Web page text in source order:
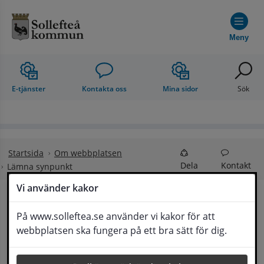
Vi använder kakor
På www.solleftea.se använder vi kakor för att
webbplatsen ska fungera på ett bra sätt för dig.
Meny
E-tjänster Kontakta oss Mina sidor Sök
Startsida
Om webbplatsen
Lämna synpunkt
Dela Kontakt
Lämna synpunkt
Här kan du lämna synpunkter, förslag och